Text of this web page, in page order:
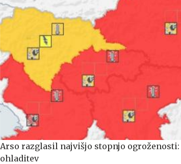
Arso razglasil najvišjo stopnjo
ohladitev